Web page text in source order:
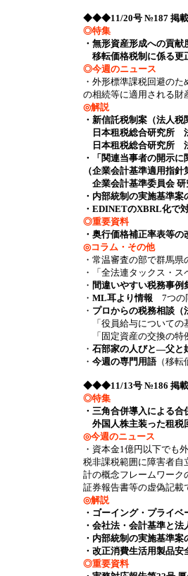
◆◆◆11/20号 №187 掲
◎特集
・無形資産形成への貢
移転価格税制に係る更
◎今週のニュース
・外形標準課税回避の
の相続等に適用される財
◎解説
・新信託税制案（法人税
日本租税総合研究所
日本租税総合研究所
・「関連当事者の開示
（企業会計基準適用指
企業会計基準委員会 研
・内部統制の実施基準
・EDINETのXBRL化で
◎重要資料
・奥行価格補正率表等の
◎コラム・その他
・常温審査の部で群馬
・「全法連タックス・
・ 間違いやすい税務事例
・ ML耳より情報 7つの
・ プロからの税務相談（
「役員給与についての
「固定資産の交換の特
・ 石部家の人びと―父と
・ 今週の専門用語（移転
◆◆◆11/13号 №186 掲
◎特集
・三角合併導入による合
外国人株主装った租税
◎今週のニュース
・資本金1億円以下でも
税非課税範囲に障害者自
計の概念フレームワーク
証券報告書等の虚偽記載
◎解説
・ゴーイング・プライ
・会社法・会計基準
・内部統制の実施基準
・改正消費生活用製品
◎重要資料